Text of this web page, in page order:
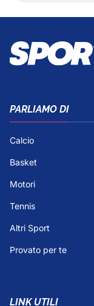
PARLIAMO DI
Calcio
Basket
Motori
Tennis
Altri Sport
Provato per te
LINK UTILI